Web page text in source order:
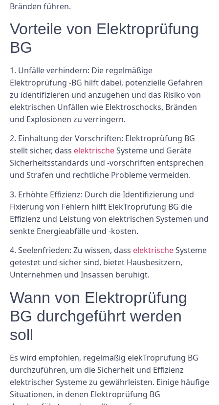
Bränden führen.
Vorteile von Elektroprüfung
BG
1. Unfälle verhindern: Die regelmäßige
Elektroprüfung -BG hilft dabei, potenzielle Gefahren
zu identifizieren und anzugehen und das Risiko von
elektrischen Unfällen wie Elektroschocks, Bränden
und Explosionen zu verringern.
2. Einhaltung der Vorschriften: Elektroprüfung BG
stellt sicher, dass elektrischeSysteme und Geräte
Sicherheitsstandards und -vorschriften entsprechen
und Strafen und rechtliche Probleme vermeiden.
3. Erhöhte Effizienz: Durch die Identifizierung und
Fixierung von Fehlern hilft ElekTroprüfung BG die
Effizienz und Leistung von elektrischen Systemen und
senkte Energieabfälle und -kosten.
4. Seelenfrieden: Zu wissen, dass elektrischeSysteme
getestet und sicher sind, bietet Hausbesitzern,
Unternehmen und Insassen beruhigt.
Wann von Elektroprüfung
BG durchgeführt werden
soll
Es wird empfohlen, regelmäßig elekTroprüfung BG
durchzuführen, um die Sicherheit und Effizienz
elektrischer Systeme zu gewährleisten. Einige häufige
Situationen, in denen Elektroprüfung BG